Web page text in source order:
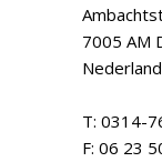
7005 AM
Nederland
T: 0314-
F: 06 23